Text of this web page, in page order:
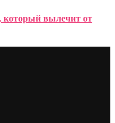
вылечит от